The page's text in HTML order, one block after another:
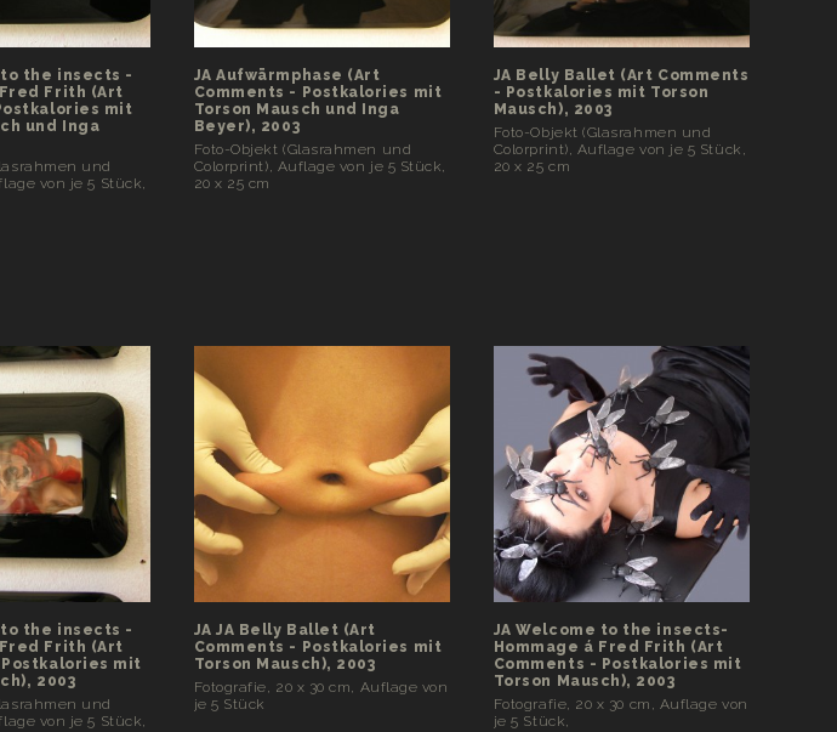
to the insects -
Fred Frith (Art
mit
und Inga
und
von je 5 Stück,
JA Aufwärmphase (Art
Comments - Postkalories mit
Torson Mausch und Inga
Beyer), 2003
Foto-Objekt (Glasrahmen und
Colorprint), Auflage von je 5 Stück,
20 x 25 cm
JA Belly Ballet (Art Comments
- Postkalories mit Torson
Mausch), 2003
Foto-Objekt (Glasrahmen und
Colorprint), Auflage von je 5 Stück,
20 x 25 cm
to the insects -
Fred Frith (Art
mit
2003
und
von je 5 Stück,
JA JA Belly Ballet (Art
Comments - Postkalories mit
Torson Mausch), 2003
Fotografie, 20 x 30 cm, Auflage von
je 5 Stück
JA Welcome to the insects-
Hommage á Fred Frith (Art
Comments - Postkalories mit
Torson Mausch), 2003
Fotografie, 20 x 30 cm, Auflage von
je 5 Stück,